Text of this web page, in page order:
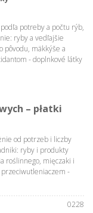
potreby a počtu rýb,
ryby a vedľajšie
pôvodu, mäkkýše a
- doplnkové látky
– płatki
od potrzeb i liczby
ryby i produkty
roślinnego, mięczaki i
przeciwutleniaczem -
0228